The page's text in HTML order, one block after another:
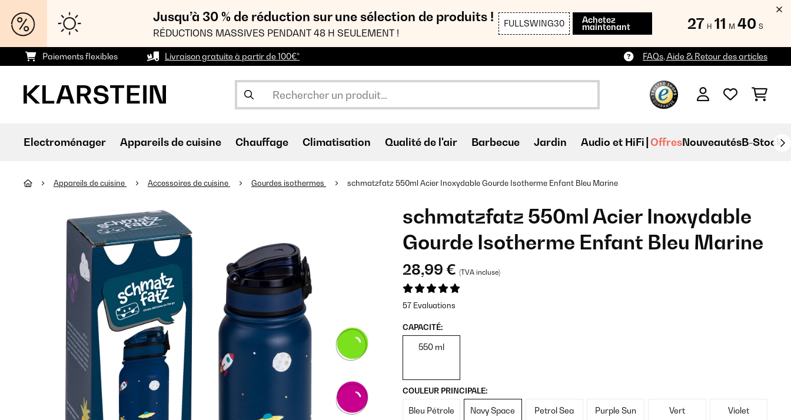
Jusqu’à 30 % de réduction sur une sélection de produits !
RÉDUCTIONS MASSIVES PENDANT 48 H SEULEMENT !
FULLSWING30 Achetez
maintenant 27 H 11 M 38 S
Paiements flexibles Livraison gratuite à partir de 100€* FAQs, Aide & Retour des articles
Electroménager Appareils de cuisine Chauffage Climatisation Qualité de l'air Barbecue Jardin Audio et HiFi OffresNouveautésB-Stock
Appareils de cuisine Accessoires de cuisine Gourdes isothermes schmatzfatz 550ml Acier Inoxydable Gourde Isotherme Enfant Bleu Marine
schmatzfatz 550ml Acier Inoxydable
Gourde Isotherme Enfant Bleu Marine
28,99 € (TVA incluse)
57 Evaluations
CAPACITÉ:
550 ml
COULEUR PRINCIPALE:
Bleu Pétrole Navy Space Petrol Sea Purple Sun Vert Violet